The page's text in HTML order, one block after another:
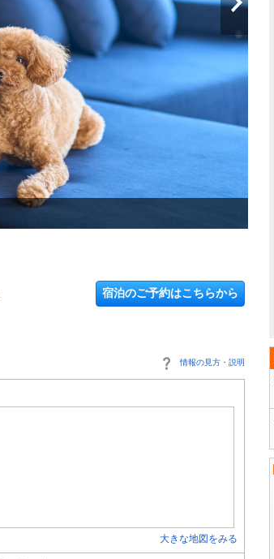
宿泊のご予約はこちらから
情報の見方・説明
大きな地図をみる